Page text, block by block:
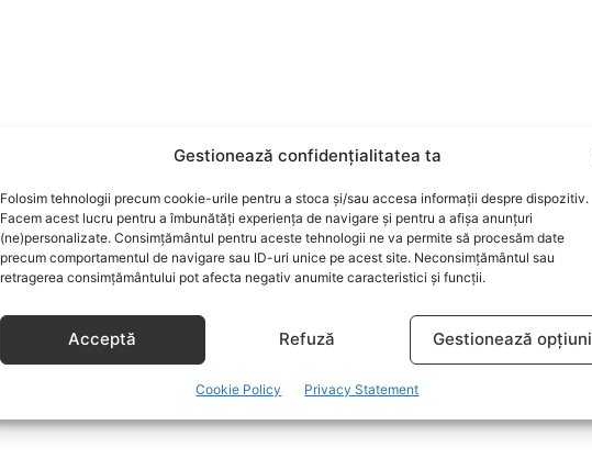
Gestionează confidențialitatea ta
Folosim tehnologii precum cookie-urile pentru a stoca și/sau accesa informații despre dispozitiv.
Facem acest lucru pentru a îmbunătăți experiența de navigare și pentru a afișa anunțuri
(ne)personalizate. Consimțământul pentru aceste tehnologii ne va permite să procesăm date
precum comportamentul de navigare sau ID-uri unice pe acest site. Neconsimțământul sau
retragerea consimțământului pot afecta negativ anumite caracteristici și funcții.
Acceptă Refuză Gestionează opțiuni
Cookie Policy Privacy Statement